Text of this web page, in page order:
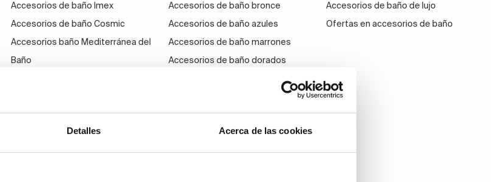
Detalles Acerca de las cookies
Accesorios de baño Imex
Accesorios de baño Cosmic
Accesorios baño Mediterránea del
Baño
Accesorios de baño Manillons
Accesorios de baño Roca
Accesorios de baño bronce
Accesorios de baño azules
Accesorios de baño marrones
Accesorios de baño dorados
Accesorios de baño de lujo
Ofertas en accesorios de baño